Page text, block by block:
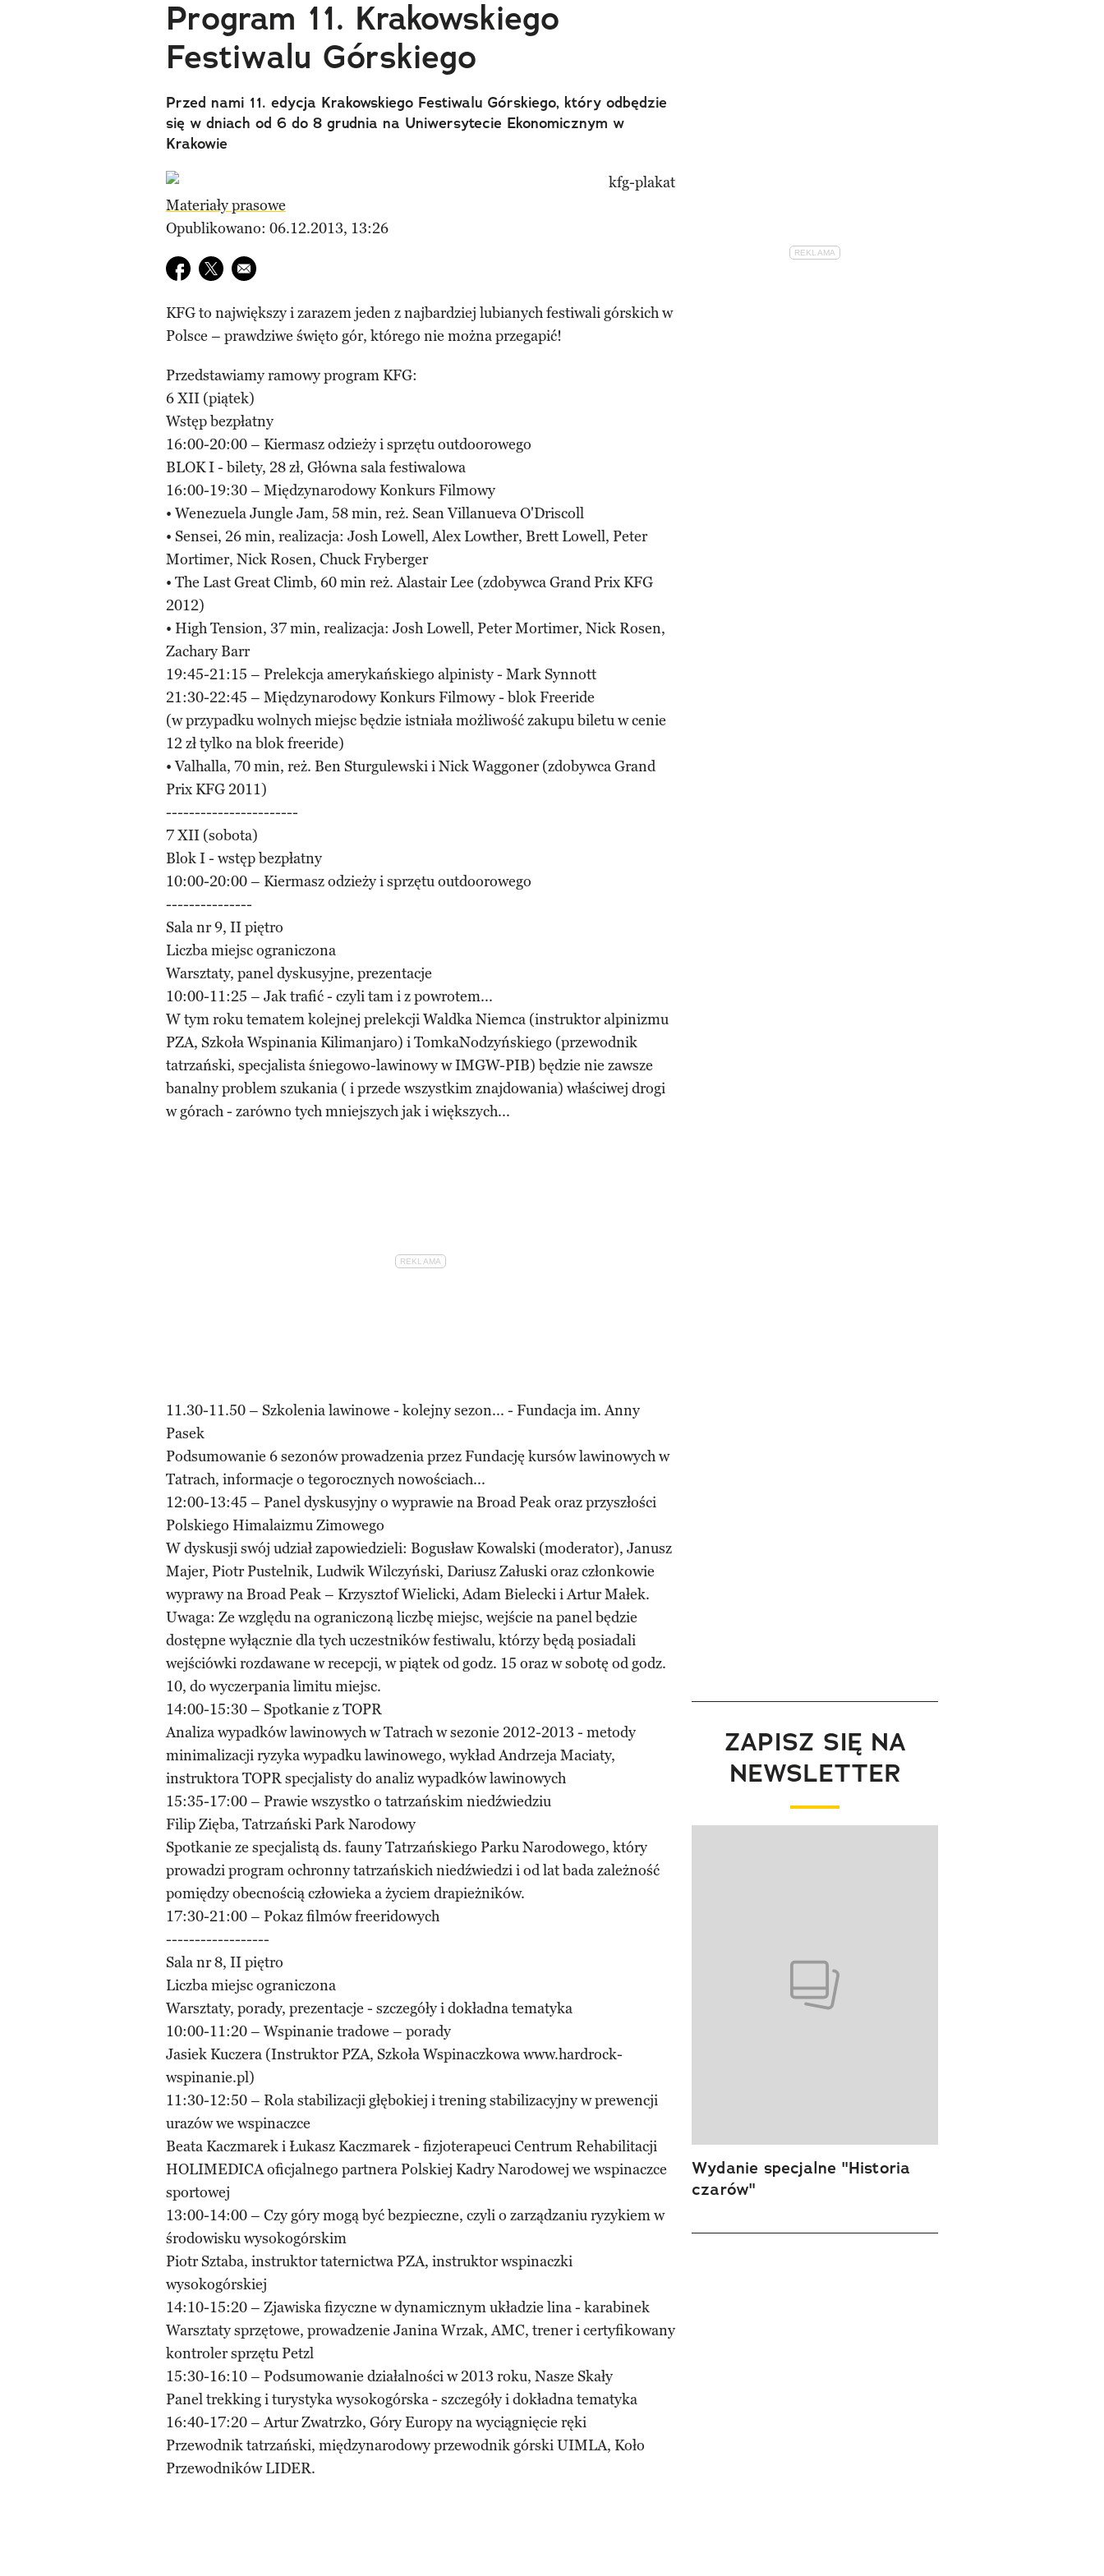
Program 11. Krakowskiego
Festiwalu Górskiego
Przed nami 11. edycja Krakowskiego Festiwalu Górskiego, który odbędzie
się w dniach od 6 do 8 grudnia na Uniwersytecie Ekonomicznym w
Krakowie
Materiały prasowe
Opublikowano: 06.12.2013, 13:26
Udostępnij na facebook
Udostępnij na twitter
E-mail do przyjaciela
KFG to największy i zarazem jeden z najbardziej lubianych festiwali górskich w
Polsce – prawdziwe święto gór, którego nie można przegapić!
Przedstawiamy ramowy program KFG:
6 XII (piątek)
Wstęp bezpłatny
16:00-20:00 – Kiermasz odzieży i sprzętu outdoorowego
BLOK I - bilety, 28 zł, Główna sala festiwalowa
16:00-19:30 – Międzynarodowy Konkurs Filmowy
• Wenezuela Jungle Jam, 58 min, reż. Sean Villanueva O'Driscoll
• Sensei, 26 min, realizacja: Josh Lowell, Alex Lowther, Brett Lowell, Peter
Mortimer, Nick Rosen, Chuck Fryberger
• The Last Great Climb, 60 min reż. Alastair Lee (zdobywca Grand Prix KFG
2012)
• High Tension, 37 min, realizacja: Josh Lowell, Peter Mortimer, Nick Rosen,
Zachary Barr
19:45-21:15 – Prelekcja amerykańskiego alpinisty - Mark Synnott
21:30-22:45 – Międzynarodowy Konkurs Filmowy - blok Freeride
(w przypadku wolnych miejsc będzie istniała możliwość zakupu biletu w cenie
12 zł tylko na blok freeride)
• Valhalla, 70 min, reż. Ben Sturgulewski i Nick Waggoner (zdobywca Grand
Prix KFG 2011)
-----------------------
7 XII (sobota)
Blok I - wstęp bezpłatny
10:00-20:00 – Kiermasz odzieży i sprzętu outdoorowego
---------------
Sala nr 9, II piętro
Liczba miejsc ograniczona
Warsztaty, panel dyskusyjne, prezentacje
10:00-11:25 – Jak trafić - czyli tam i z powrotem...
W tym roku tematem kolejnej prelekcji Waldka Niemca (instruktor alpinizmu
PZA, Szkoła Wspinania Kilimanjaro) i TomkaNodzyńskiego (przewodnik
tatrzański, specjalista śniegowo-lawinowy w IMGW-PIB) będzie nie zawsze
banalny problem szukania ( i przede wszystkim znajdowania) właściwej drogi
w górach - zarówno tych mniejszych jak i większych...
11.30-11.50 – Szkolenia lawinowe - kolejny sezon... - Fundacja im. Anny
Pasek
Podsumowanie 6 sezonów prowadzenia przez Fundację kursów lawinowych w
Tatrach, informacje o tegorocznych nowościach...
12:00-13:45 – Panel dyskusyjny o wyprawie na Broad Peak oraz przyszłości
Polskiego Himalaizmu Zimowego
W dyskusji swój udział zapowiedzieli: Bogusław Kowalski (moderator), Janusz
Majer, Piotr Pustelnik, Ludwik Wilczyński, Dariusz Załuski oraz członkowie
wyprawy na Broad Peak – Krzysztof Wielicki, Adam Bielecki i Artur Małek.
Uwaga: Ze względu na ograniczoną liczbę miejsc, wejście na panel będzie
dostępne wyłącznie dla tych uczestników festiwalu, którzy będą posiadali
wejściówki rozdawane w recepcji, w piątek od godz. 15 oraz w sobotę od godz.
10, do wyczerpania limitu miejsc.
14:00-15:30 – Spotkanie z TOPR
Analiza wypadków lawinowych w Tatrach w sezonie 2012-2013 - metody
minimalizacji ryzyka wypadku lawinowego, wykład Andrzeja Maciaty,
instruktora TOPR specjalisty do analiz wypadków lawinowych
15:35-17:00 – Prawie wszystko o tatrzańskim niedźwiedziu
Filip Zięba, Tatrzański Park Narodowy
Spotkanie ze specjalistą ds. fauny Tatrzańskiego Parku Narodowego, który
prowadzi program ochronny tatrzańskich niedźwiedzi i od lat bada zależność
pomiędzy obecnością człowieka a życiem drapieżników.
17:30-21:00 – Pokaz filmów freeridowych
------------------
Sala nr 8, II piętro
Liczba miejsc ograniczona
Warsztaty, porady, prezentacje - szczegóły i dokładna tematyka
10:00-11:20 – Wspinanie tradowe – porady
Jasiek Kuczera (Instruktor PZA, Szkoła Wspinaczkowa www.hardrock-
wspinanie.pl)
11:30-12:50 – Rola stabilizacji głębokiej i trening stabilizacyjny w prewencji
urazów we wspinaczce
Beata Kaczmarek i Łukasz Kaczmarek - fizjoterapeuci Centrum Rehabilitacji
HOLIMEDICA oficjalnego partnera Polskiej Kadry Narodowej we wspinaczce
sportowej
13:00-14:00 – Czy góry mogą być bezpieczne, czyli o zarządzaniu ryzykiem w
środowisku wysokogórskim
Piotr Sztaba, instruktor taternictwa PZA, instruktor wspinaczki
wysokogórskiej
14:10-15:20 – Zjawiska fizyczne w dynamicznym układzie lina - karabinek
Warsztaty sprzętowe, prowadzenie Janina Wrzak, AMC, trener i certyfikowany
kontroler sprzętu Petzl
15:30-16:10 – Podsumowanie działalności w 2013 roku, Nasze Skały
Panel trekking i turystyka wysokogórska - szczegóły i dokładna tematyka
16:40-17:20 – Artur Zwatrzko, Góry Europy na wyciągnięcie ręki
Przewodnik tatrzański, międzynarodowy przewodnik górski UIMLA, Koło
Przewodników LIDER.
ZAPISZ SIĘ NA
NEWSLETTER
Wydanie specjalne "Historia
czarów"